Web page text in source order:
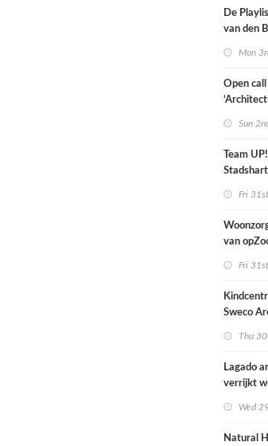
Nijmegen
De
van den
Mon
Open
Sun
Team
Fri
van
Fri
Sweco
hart van
Thu
Lagado
verrijkt
huis
Wed
Natural